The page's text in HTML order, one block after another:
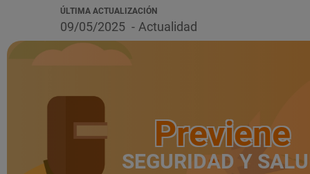
ÚLTIMA ACTUALIZACIÓN
09/05/2025 Actualidad
Previene
SEGURIDAD Y